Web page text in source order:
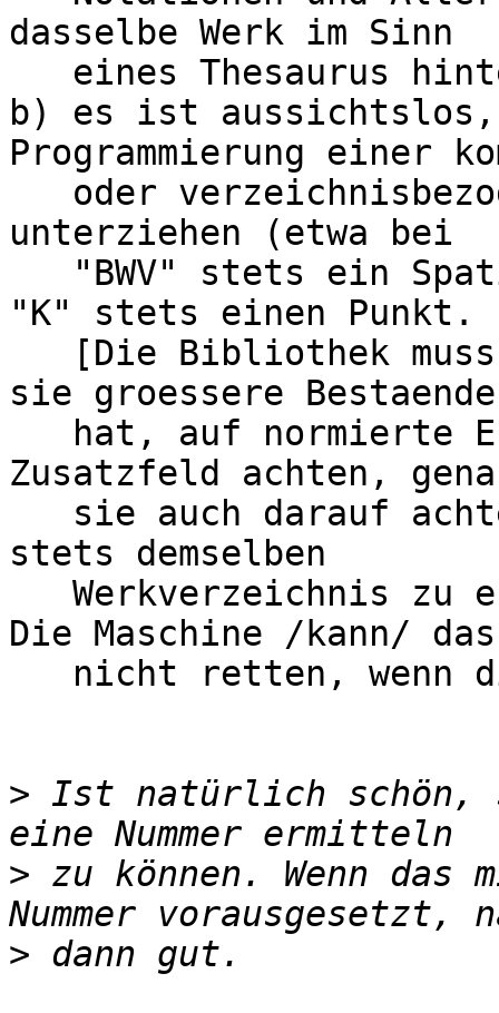
dasselbe Werk im Sinn
b) es ist aussichtslos,
Programmierung einer
unterziehen (etwa bei
"K" stets einen Punkt.
sie groessere Bestaende
Zusatzfeld achten,
stets demselben
Die Maschine /kann/ das
> Ist natürlich schön,
> zu können. Wenn das
>